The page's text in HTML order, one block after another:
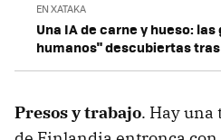
EN XATAKA
Una IA de carne y hueso:
humanos" descubiertas
Presos y trabajo. Hay una